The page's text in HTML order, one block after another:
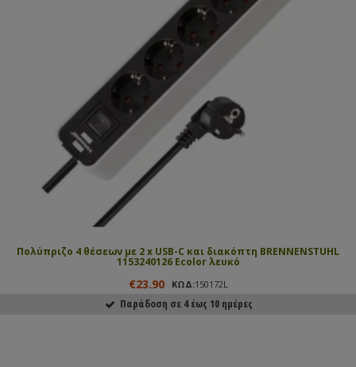
Πολύπριζο 4 θέσεων με 2 x USB-C και διακόπτη BRENNENSTUHL
1153240126 Ecolor λευκό
€23.90 ΚΩΔ:150172L
Παράδοση σε 4 έως 10 ημέρες